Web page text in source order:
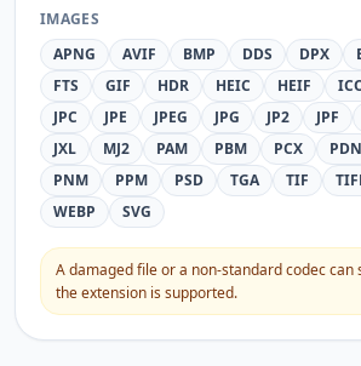
IMAGES
APNG
AVIF BMP DDS DPX
FTS
GIF HDR HEIC HEIF
JPC
JPE JPEG JPG JP2 JPF
JXL
MJ2 PAM PBM PCX PDN
PNM
PPM PSD TGA TIF
WEBP
SVG
A damaged file or a non-standard codec can
the extension is supported.